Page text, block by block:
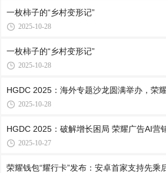
一枚柿子的“乡村变形记”
2025-10-28
一枚柿子的“乡村变形记”
2025-10-28
HGDC 2025：海外专题沙龙圆满举办，荣
2025-10-28
HGDC 2025：破解增长困局 荣耀广告AI营
2025-10-27
荣耀钱包“耀行卡”发布：安卓首家支持先乘